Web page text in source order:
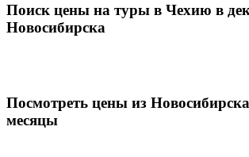
Поиск цены на туры в Чехию в
Новосибирска
Посмотреть цены из
месяцы